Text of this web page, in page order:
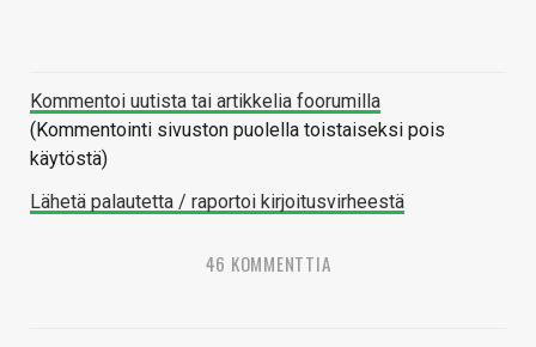
Kommentoi uutista tai artikkelia foorumilla
(Kommentointi sivuston puolella toistaiseksi pois
käytöstä)
Lähetä palautetta / raportoi kirjoitusvirheestä
46 KOMMENTTIA